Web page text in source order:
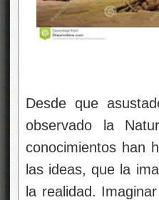
Desde que
observado la
conocimientos han
las ideas, que la
la realidad.